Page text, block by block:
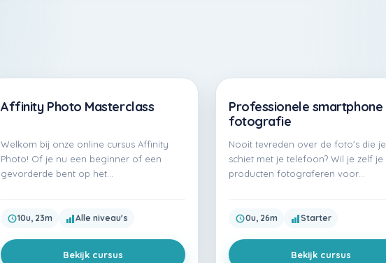
Premium
Affinity Photo Masterclass
Welkom bij onze online cursus Affinity
Photo! Of je nu een beginner of een
gevorderde bent op het…
10u, 23m Alle niveau's
Bekijk cursus
Gratis
Professionele smartphone
fotografie
Nooit tevreden over de foto's die je
schiet met je telefoon? Wil je zelf je
producten fotograferen voor…
0u, 26m Starter
Bekijk cursus